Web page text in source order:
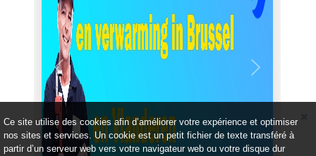
Précédent Suivant
Ce site utilise des cookies afin d’améliorer votre expérience et optimiser
nos sites et services. Un cookie est un petit fichier de texte transféré à
partir d’un serveur web vers votre navigateur web ou votre disque dur